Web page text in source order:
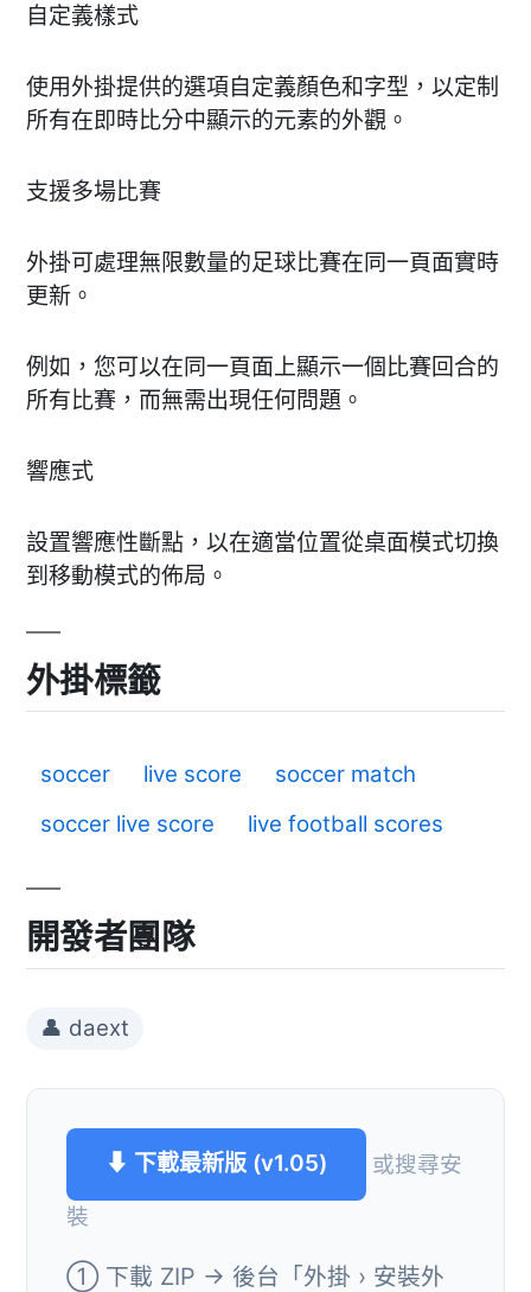
自定義樣式
使用外掛提供的選項自定義顏色和字型，以定制
所有在即時比分中顯示的元素的外觀。
支援多場比賽
外掛可處理無限數量的足球比賽在同一頁面實時
更新。
例如，您可以在同一頁面上顯示一個比賽回合的
所有比賽，而無需出現任何問題。
響應式
設置響應性斷點，以在適當位置從桌面模式切換
到移動模式的佈局。
外掛標籤
soccer live score
soccer match
soccer live score
live football scores
開發者團隊
👤 daext
⬇ 下載最新版 (v1.05)
或搜尋安
裝
① 下載 ZIP → 後台「外掛 › 安裝外